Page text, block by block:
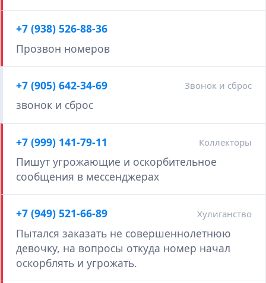
+7 (938) 526-88-36
Прозвон номеров
+7 (905) 642-34-69 Звонок и сброс
звонок и сброс
+7 (999) 141-79-11 Коллекторы
Пишут угрожающие и оскорбительное
сообщения в мессенджерах
+7 (949) 521-66-89 Хулиганство
Пытался заказать не совершеннолетнюю
девочку, на вопросы откуда номер начал
оскорблять и угрожать.